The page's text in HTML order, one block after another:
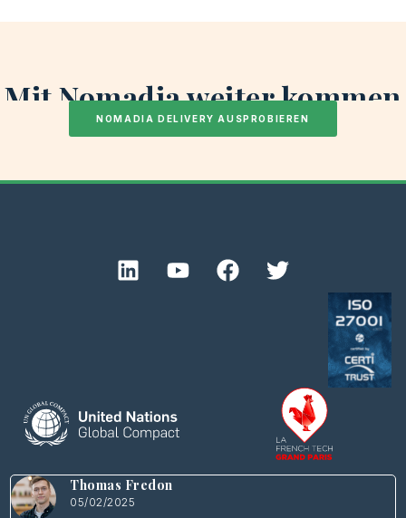
Mit Nomadia weiter kommen
NOMADIA DELIVERY AUSPROBIEREN
Thomas Fredon
05/02/2025